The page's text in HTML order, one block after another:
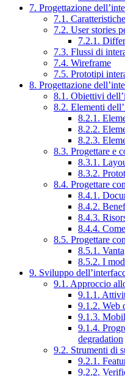
7. Progettazione
7.1.
7.2. User stories
7.2.1.
7.3. Flussi di
7.4. Wireframe
7.5. Prototipi
8. Progettazione
8.1. Obiettivi
8.2. Elementi
8.2.1.
8.2.2.
8.2.3.
8.3. Progettare e
8.3.1.
8.3.2.
8.4. Progettare
8.4.1.
8.4.2.
8.4.3.
8.4.4.
8.5. Progettare
8.5.1.
8.5.2. I
9. Sviluppo
9.1. Approccio
9.1.1.
9.1.2. Web
9.1.3.
9.1.4.
degradation
9.2. Strumenti di
9.2.1.
9.2.2.